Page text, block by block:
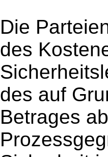
Die
des
des auf
Betrages